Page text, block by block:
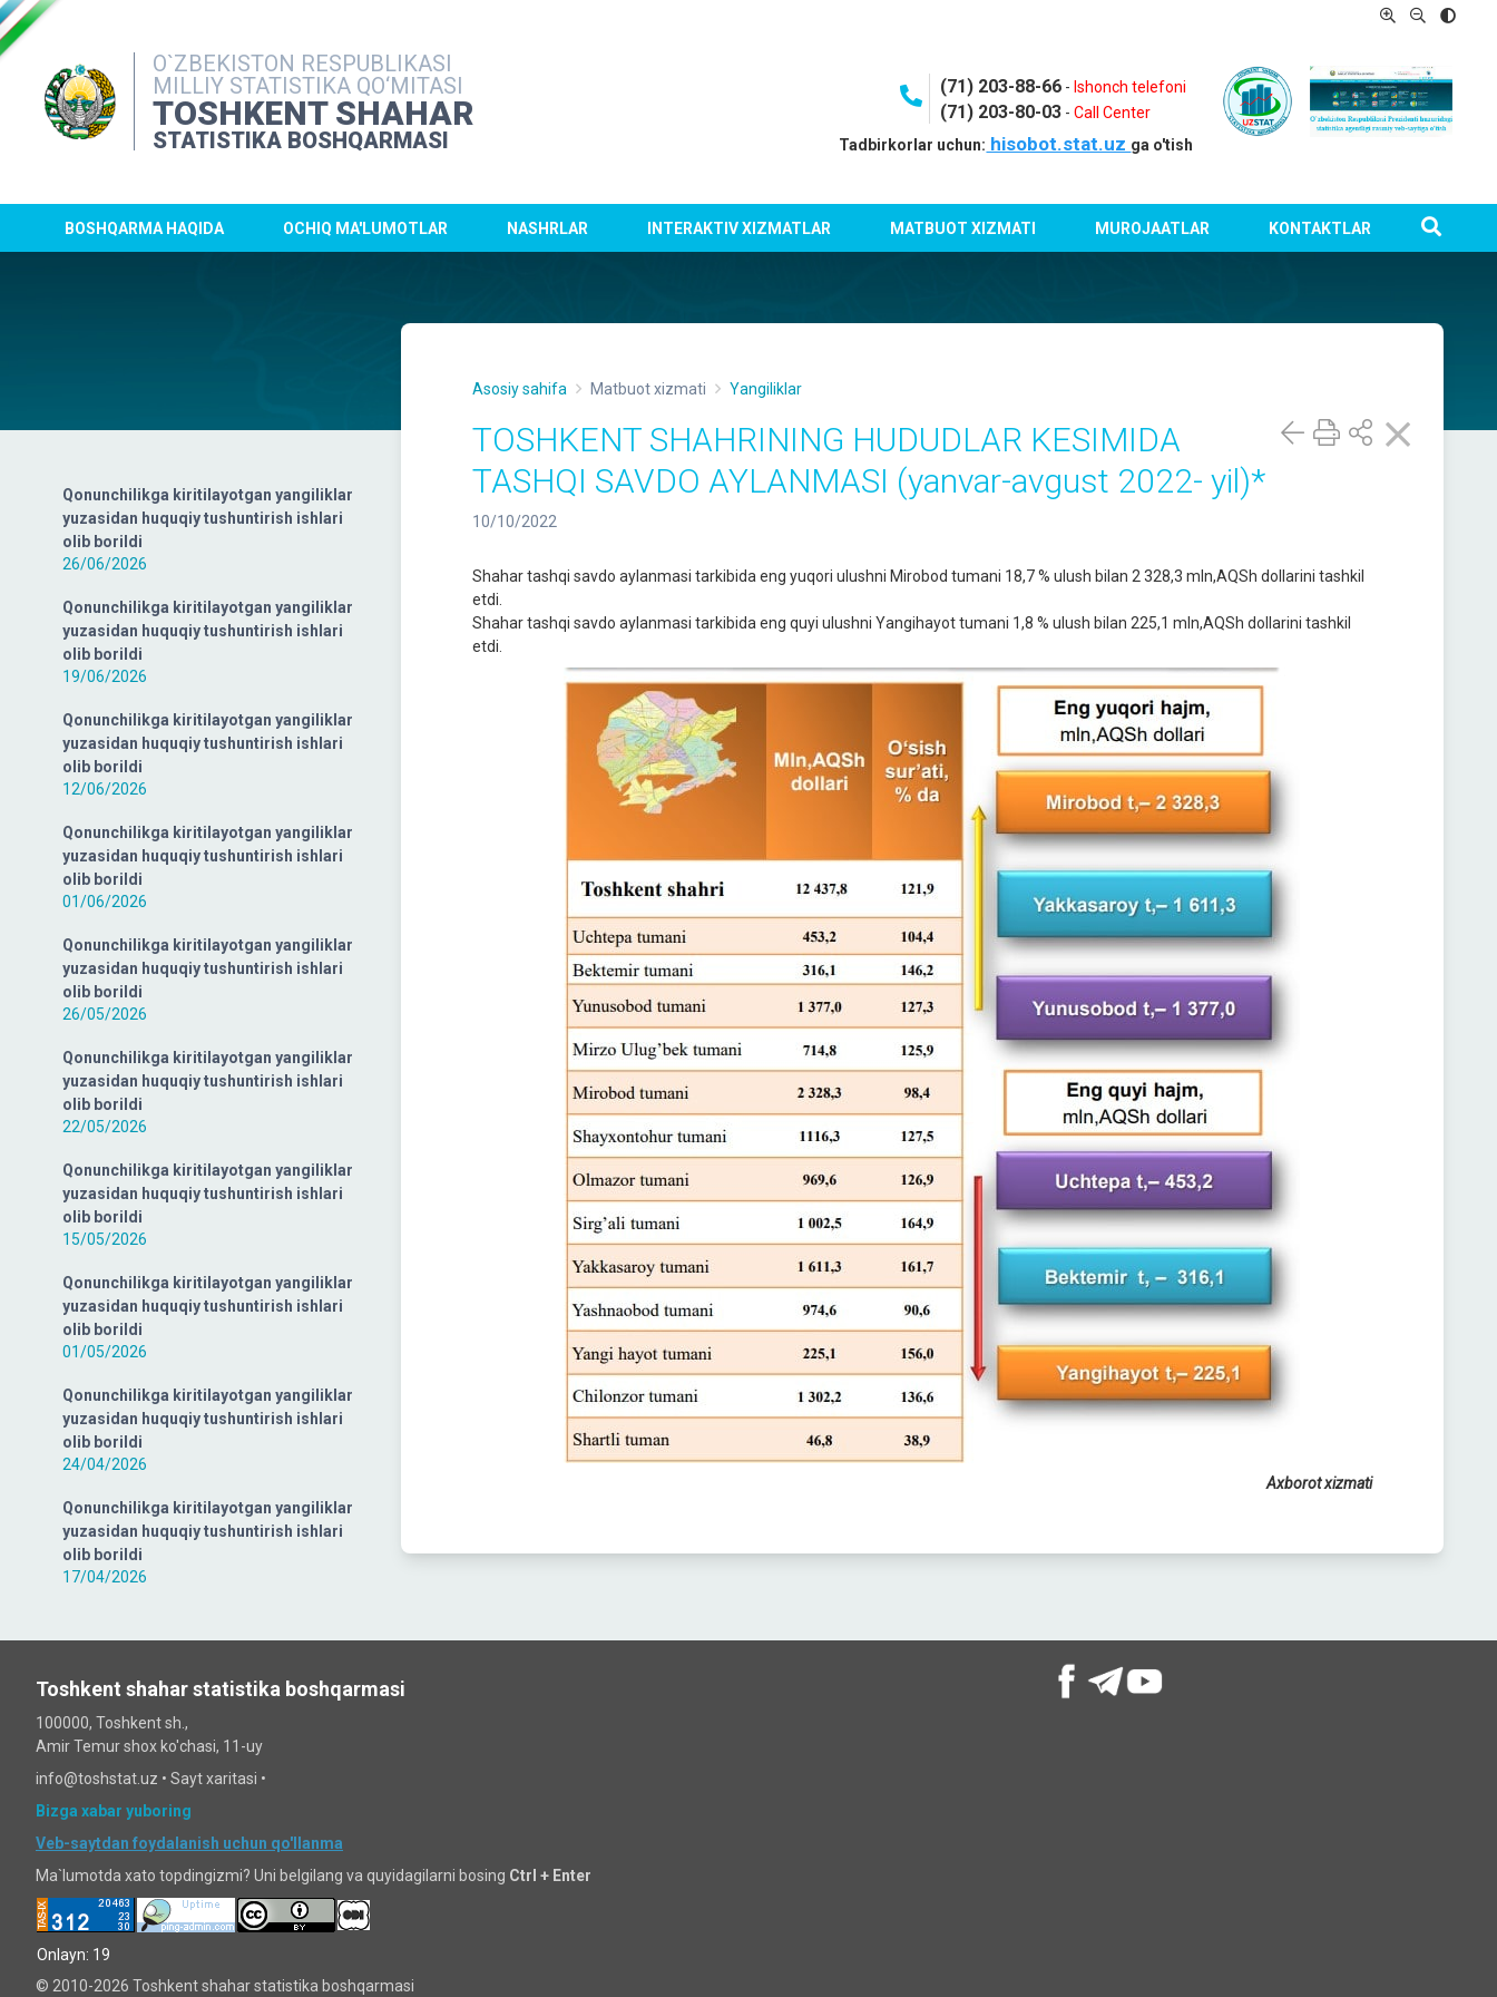
O`ZBEKISTON RESPUBLIKASI
MILLIY STATISTIKA QO‘MITASI
TOSHKENT SHAHAR
STATISTIKA BOSHQARMASI
(71) 203-88-66 - Ishonch telefoni
(71) 203-80-03 -Call Center
Tadbirkorlar uchun: hisobot.stat.uz ga o'tish
BOSHQARMA HAQIDA OCHIQ MA'LUMOTLAR NASHRLAR INTERAKTIV XIZMATLAR MATBUOT XIZMATI MUROJAATLAR KONTAKTLAR
Qonunchilikga kiritilayotgan yangiliklar
yuzasidan huquqiy tushuntirish ishlari
olib borildi
26/06/2026
Qonunchilikga kiritilayotgan yangiliklar
yuzasidan huquqiy tushuntirish ishlari
olib borildi
19/06/2026
Qonunchilikga kiritilayotgan yangiliklar
yuzasidan huquqiy tushuntirish ishlari
olib borildi
12/06/2026
Qonunchilikga kiritilayotgan yangiliklar
yuzasidan huquqiy tushuntirish ishlari
olib borildi
01/06/2026
Qonunchilikga kiritilayotgan yangiliklar
yuzasidan huquqiy tushuntirish ishlari
olib borildi
26/05/2026
Qonunchilikga kiritilayotgan yangiliklar
yuzasidan huquqiy tushuntirish ishlari
olib borildi
22/05/2026
Qonunchilikga kiritilayotgan yangiliklar
yuzasidan huquqiy tushuntirish ishlari
olib borildi
15/05/2026
Qonunchilikga kiritilayotgan yangiliklar
yuzasidan huquqiy tushuntirish ishlari
olib borildi
01/05/2026
Qonunchilikga kiritilayotgan yangiliklar
yuzasidan huquqiy tushuntirish ishlari
olib borildi
24/04/2026
Qonunchilikga kiritilayotgan yangiliklar
yuzasidan huquqiy tushuntirish ishlari
olib borildi
17/04/2026
Asosiy sahifa Matbuot xizmati Yangiliklar
TOSHKENT SHAHRINING HUDUDLAR KESIMIDA
TASHQI SAVDO AYLANMASI (yanvar-avgust 2022- yil)*
10/10/2022
Shahar tashqi savdo aylanmasi tarkibida eng yuqori ulushni Mirobod tumani 18,7 % ulush bilan 2 328,3 mln,AQSh dollarini tashkil
etdi.
Shahar tashqi savdo aylanmasi tarkibida eng quyi ulushni Yangihayot tumani 1,8 % ulush bilan 225,1 mln,AQSh dollarini tashkil
etdi.
Axborot xizmati
Toshkent shahar statistika boshqarmasi
100000, Toshkent sh.,
Amir Temur shox ko'chasi, 11-uy
info@toshstat.uz • Sayt xaritasi •
Bizga xabar yuboring
Veb-saytdan foydalanish uchun qo'llanma
Ma`lumotda xato topdingizmi? Uni belgilang va quyidagilarni bosing Ctrl + Enter
Onlayn: 19
© 2010-2026 Toshkent shahar statistika boshqarmasi